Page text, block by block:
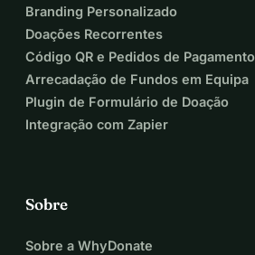
Branding Personalizado
Doações Recorrentes
Código QR e Pedidos de Pagamento
Arrecadação de Fundos em Equipa
Plugin de Formulário de Doação
Integração com Zapier
Sobre
Sobre a WhyDonate